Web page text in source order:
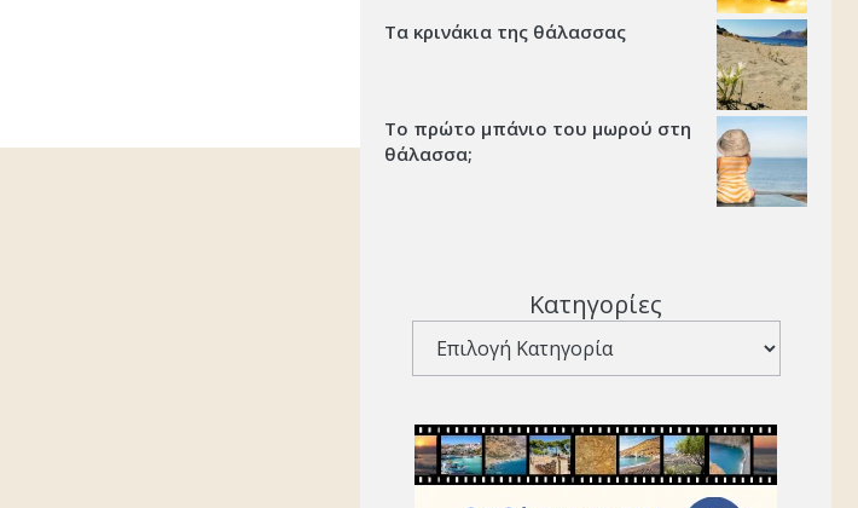
Τα κρινάκια της θάλασσας
Το πρώτο μπάνιο του μωρού στη
θάλασσα;
Κατηγορίες